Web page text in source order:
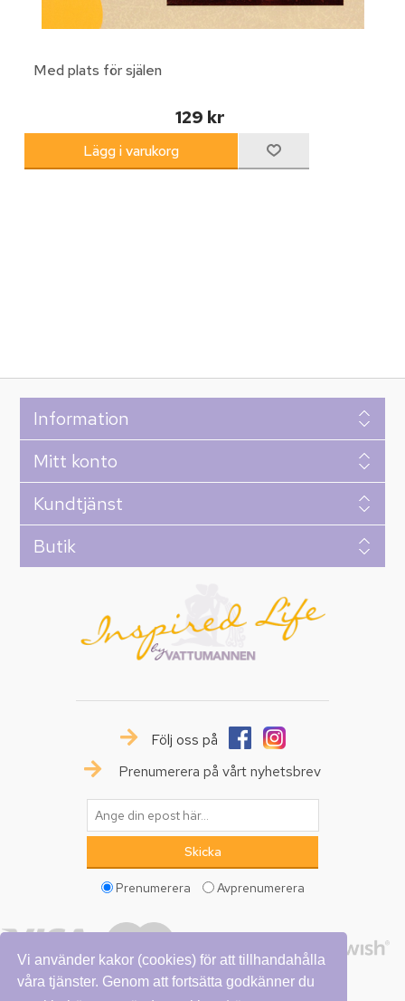
Vi använder kakor (cookies) för att tillhandahålla
våra tjänster. Genom att fortsätta godkänner du
Med plats för själen
129 kr
Information
Mitt konto
Kundtjänst
Butik
Följ oss på
Prenumerera på vårt nyhetsbrev
Prenumerera Avprenumerera